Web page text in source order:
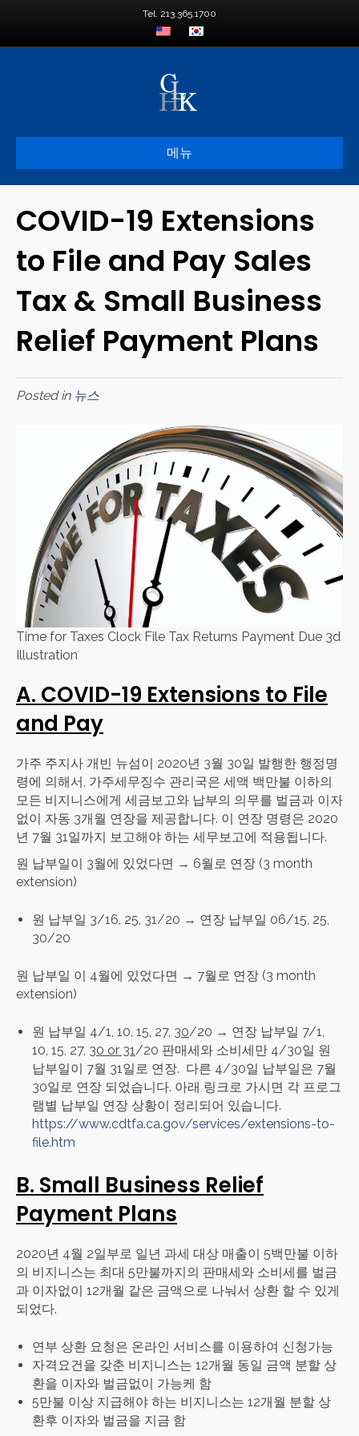
Tel. 213.365.1700
메뉴
COVID-19 Extensions
to File and Pay Sales
Tax & Small Business
Relief Payment Plans
Posted in 뉴스
Time for Taxes Clock File Tax Returns Payment Due 3d
Illustration
A. COVID-19 Extensions to File
and Pay
가주 주지사 개빈 뉴섬이 2020년 3월 30일 발행한 행정명
령에 의해서, 가주세무징수 관리국은 세액 백만불 이하의
모든 비지니스에게 세금보고와 납부의 의무를 벌금과 이자
없이 자동 3개월 연장을 제공합니다. 이 연장 명령은 2020
년 7월 31일까지 보고해야 하는 세무보고에 적용됩니다.
원 납부일이 3월에 있었다면 → 6월로 연장 (3 month
extension)
원 납부일 3/16, 25, 31/20 → 연장 납부일 06/15, 25,
30/20
원 납부일 이 4월에 있었다면 → 7월로 연장 (3 month
extension)
원 납부일 4/1, 10, 15, 27, 30/20 → 연장 납부일 7/1,
10, 15, 27, 30 or 31/20 판매세와 소비세만 4/30일 원
납부일이 7월 31일로 연장. 다른 4/30일 납부일은 7월
30일로 연장 되었습니다. 아래 링크로 가시면 각 프로그
램별 납부일 연장 상황이 정리되어 있습니다.
https://www.cdtfa.ca.gov/services/extensions-to-
file.htm
B. Small Business Relief
Payment Plans
2020년 4월 2일부로 일년 과세 대상 매출이 5백만불 이하
의 비지니스는 최대 5만불까지의 판매세와 소비세를 벌금
과 이자없이 12개월 같은 금액으로 나눠서 상환 할 수 있게
되었다.
연부 상환 요청은 온라인 서비스를 이용하여 신청가능
자격요건을 갖춘 비지니스는 12개월 동일 금액 분할 상
환을 이자와 벌금없이 가능케 함
5만불 이상 지급해야 하는 비지니스는 12개월 분할 상
환후 이자와 벌금을 지금 함